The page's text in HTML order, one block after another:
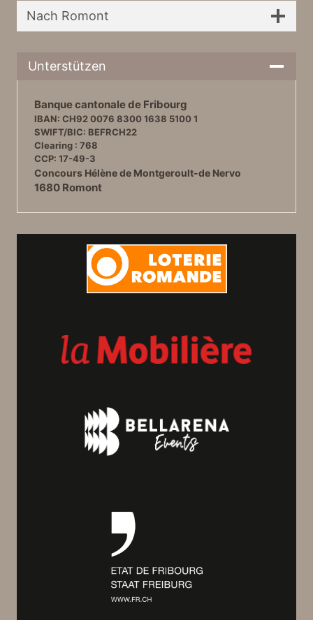
Nach Romont
Unterstützen
Banque cantonale de Fribourg
IBAN: CH92 0076 8300 1638 5100 1
SWIFT/BIC: BEFRCH22
Clearing : 768
CCP: 17-49-3
Concours Hélène de Montgeroult-de Nervo
1680 Romont